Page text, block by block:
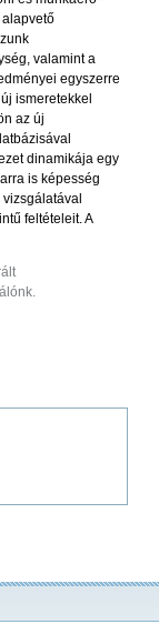
valamint a
egyszerre
ismeretekkel
az új
dinamikája egy
is képesség
feltételeit. A